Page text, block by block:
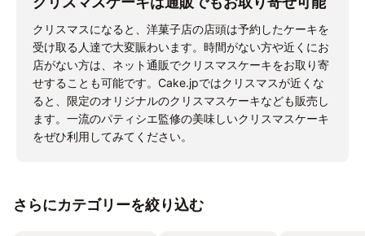
クリスマスになると、洋菓子店の店頭は予約したケーキを
受け取る人達で大変賑わいます。時間がない方や近くにお
店がない方は、ネット通販でクリスマスケーキをお取り寄
せすることも可能です。Cake.jpではクリスマスが近くな
ると、限定のオリジナルのクリスマスケーキなども販売し
ます。一流のパティシエ監修の美味しいクリスマスケーキ
をぜひ利用してみてください。
さらにカテゴリーを絞り込む